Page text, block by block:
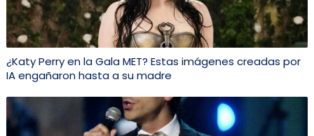
¿Katy Perry en la Gala MET? Estas imágenes creadas por
IA engañaron hasta a su madre